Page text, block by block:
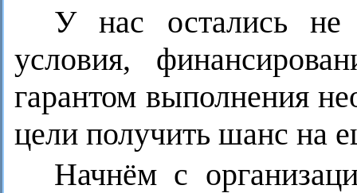
У нас остались не
условия,
гарантом выполнения
цели получить шанс на
Начнём с